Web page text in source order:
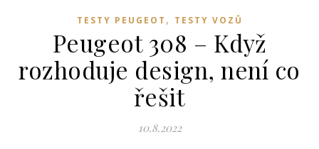
TESTY PEUGEOT , TESTY VOZŮ
Peugeot 308 – Když
rozhoduje design, není co
řešit
10.8.2022